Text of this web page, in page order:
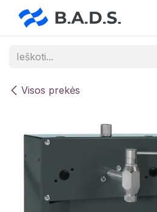
Skip to Content
Visos prekės